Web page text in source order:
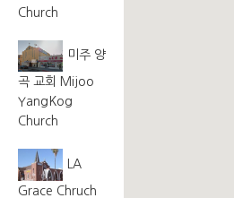
Church
미주 양
곡 교회 Mijoo
YangKog
Church
LA
Grace Chruch